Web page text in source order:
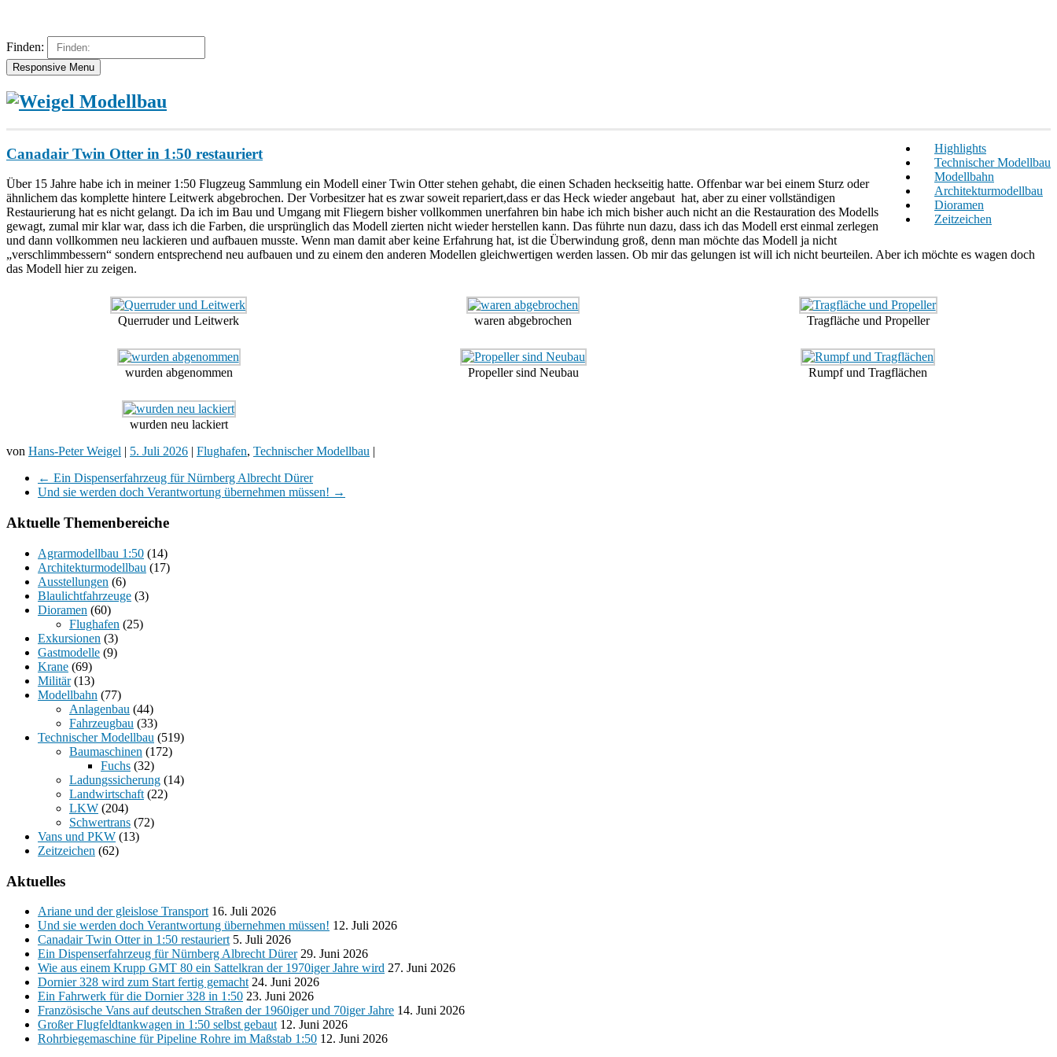
Finden:
Responsive Menu
Highlights
Technischer Modellbau
Modellbahn
Architekturmodellbau
Dioramen
Zeitzeichen
Canadair Twin Otter in 1:50 restauriert
Über 15 Jahre habe ich in meiner 1:50 Flugzeug Sammlung ein Modell einer Twin Otter stehen gehabt, die einen Schaden heckseitig hatte. Offenbar war bei einem Sturz oder
ähnlichem das komplette hintere Leitwerk abgebrochen. Der Vorbesitzer hat es zwar soweit repariert,dass er das Heck wieder angebaut hat, aber zu einer vollständigen
Restaurierung hat es nicht gelangt. Da ich im Bau und Umgang mit Fliegern bisher vollkommen unerfahren bin habe ich mich bisher auch nicht an die Restauration des Modells
gewagt, zumal mir klar war, dass ich die Farben, die ursprünglich das Modell zierten nicht wieder herstellen kann. Das führte nun dazu, dass ich das Modell erst einmal zerlegen
und dann vollkommen neu lackieren und aufbauen musste. Wenn man damit aber keine Erfahrung hat, ist die Überwindung groß, denn man möchte das Modell ja nicht
„verschlimmbessern“ sondern entsprechend neu aufbauen und zu einem den anderen Modellen gleichwertigen werden lassen. Ob mir das gelungen ist will ich nicht beurteilen. Aber ich möchte es wagen doch
das Modell hier zu zeigen.
Querruder und Leitwerk waren abgebrochen Tragfläche und Propeller
wurden abgenommen Propeller sind Neubau Rumpf und Tragflächen
wurden neu lackiert
von Hans-Peter Weigel | 5. Juli 2026 | Flughafen, Technischer Modellbau |
← Ein Dispenserfahrzeug für Nürnberg Albrecht Dürer
Und sie werden doch Verantwortung übernehmen müssen! →
Aktuelle Themenbereiche
Agrarmodellbau 1:50 (14)
Architekturmodellbau (17)
Ausstellungen (6)
Blaulichtfahrzeuge (3)
Dioramen (60)
Flughafen (25)
Exkursionen (3)
Gastmodelle (9)
Krane (69)
Militär(13)
Modellbahn (77)
Anlagenbau (44)
Fahrzeugbau (33)
Technischer Modellbau (519)
Baumaschinen (172)
Fuchs (32)
Ladungssicherung (14)
Landwirtschaft (22)
LKW (204)
Schwertrans (72)
Vans und PKW (13)
Zeitzeichen (62)
Aktuelles
Ariane und der gleislose Transport 16. Juli 2026
Und sie werden doch Verantwortung übernehmen müssen! 12. Juli 2026
Canadair Twin Otter in 1:50 restauriert 5. Juli 2026
Ein Dispenserfahrzeug für Nürnberg Albrecht Dürer 29. Juni 2026
Wie aus einem Krupp GMT 80 ein Sattelkran der 1970iger Jahre wird 27. Juni 2026
Dornier 328 wird zum Start fertig gemacht 24. Juni 2026
Ein Fahrwerk für die Dornier 328 in 1:50 23. Juni 2026
Französische Vans auf deutschen Straßen der 1960iger und 70iger Jahre 14. Juni 2026
Großer Flugfeldtankwagen in 1:50 selbst gebaut 12. Juni 2026
Rohrbiegemaschine für Pipeline Rohre im Maßstab 1:50 12. Juni 2026